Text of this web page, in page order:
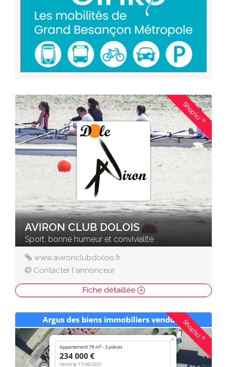
Shop'ici®
AVIRON CLUB DOLOIS
Sport, bonne humeur et convivialité
www.avironclubdolois.fr
Contacter l'annonceur
Fiche détaillée
Shop'ici®